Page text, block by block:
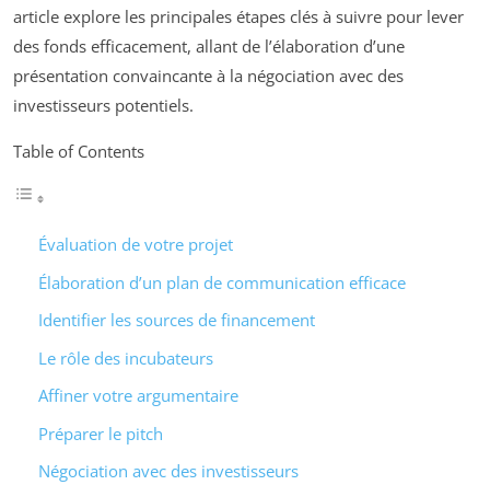
article explore les principales étapes clés à suivre pour lever
des fonds efficacement, allant de l’élaboration d’une
présentation convaincante à la négociation avec des
investisseurs potentiels.
Table of Contents
Évaluation de votre projet
Élaboration d’un plan de communication efficace
Identifier les sources de financement
Le rôle des incubateurs
Affiner votre argumentaire
Préparer le pitch
Négociation avec des investisseurs